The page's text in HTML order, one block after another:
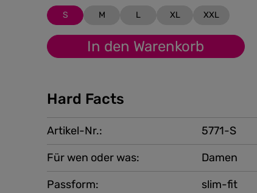
S M L XL XXL
In den Warenkorb
Hard Facts
Artikel-Nr.:
5771-S
Für wen oder was:
Damen
Passform:
slim-fit